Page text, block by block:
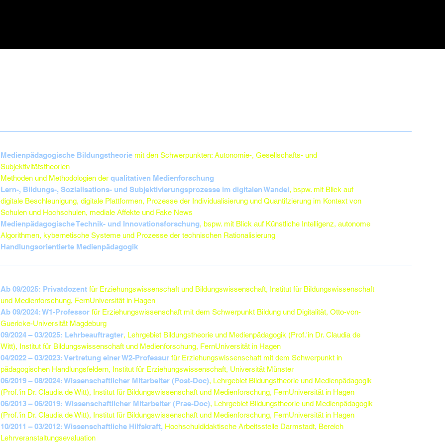
Medienpädagogische Bildungstheorie mit den Schwerpunkten: Autonomie-, Gesellschafts- und
Subjektivitätstheorien
Methoden und Methodologien derqualitativen Medienforschung
Lern-, Bildungs-, Sozialisations- und Subjektivierungsprozesse im digitalen Wandel, bspw. mit Blick auf
digitale Beschleunigung, digitale Plattformen, Prozesse der Individualisierung und Quantifzierung im Kontext von
Schulen und Hochschulen, mediale Affekte und Fake News
Medienpädagogische Technik- und Innovationsforschung, bspw. mit Blick auf Künstliche Intelligenz, autonome
Algorithmen, kybernetische Systeme und Prozesse der technischen Rationalisierung
Handlungsorientierte Medienpädagogik
Ab 09/2025: Privatdozent für Erziehungswissenschaft und Bildungswissenschaft, Institut für Bildungswissenschaft
und Medienforschung, FernUniversität in Hagen
Ab 09/2024: W1-Professor für Erziehungswissenschaft mit dem Schwerpunkt Bildung und Digitalität, Otto-von-
Guericke-Universität Magdeburg
09/2024 – 03/2025: Lehrbeauftragter, Lehrgebiet Bildungstheorie und Medienpädagogik (Prof.'in Dr. Claudia de
Witt), Institut für Bildungswissenschaft und Medienforschung, FernUniversität in Hagen
04/2022 – 03/2023: Vertretung einer W2-Professur für Erziehungswissenschaft mit dem Schwerpunkt in
pädagogischen Handlungsfeldern, Institut für Erziehungswissenschaft, Universität Münster
06/2019 – 08/2024: Wissenschaftlicher Mitarbeiter (Post-Doc), Lehrgebiet Bildungstheorie und Medienpädagogik
(Prof.'in Dr. Claudia de Witt), Institut für Bildungswissenschaft und Medienforschung, FernUniversität in Hagen
06/2013 – 06/2019: Wissenschaftlicher Mitarbeiter (Prae-Doc), Lehrgebiet Bildungstheorie und Medienpädagogik
(Prof.'in Dr. Claudia de Witt), Institut für Bildungswissenschaft und Medienforschung, FernUniversität in Hagen
10/2011 – 03/2012: Wissenschaftliche Hilfskraft, Hochschuldidaktische Arbeitsstelle Darmstadt, Bereich
Lehrveranstaltungsevaluation